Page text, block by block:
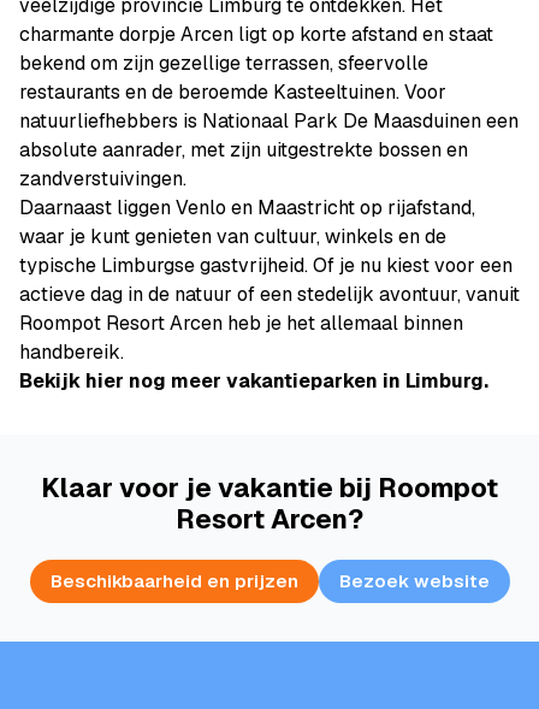
veelzijdige provincie Limburg te ontdekken. Het
charmante dorpje Arcen ligt op korte afstand en staat
bekend om zijn gezellige terrassen, sfeervolle
restaurants en de beroemde Kasteeltuinen. Voor
natuurliefhebbers is Nationaal Park De Maasduinen een
absolute aanrader, met zijn uitgestrekte bossen en
zandverstuivingen.
Daarnaast liggen Venlo en Maastricht op rijafstand,
waar je kunt genieten van cultuur, winkels en de
typische Limburgse gastvrijheid. Of je nu kiest voor een
actieve dag in de natuur of een stedelijk avontuur, vanuit
Roompot Resort Arcen heb je het allemaal binnen
handbereik.
Bekijk hier nog meer vakantieparken in Limburg.
Klaar voor je vakantie bij Roompot
Resort Arcen?
Beschikbaarheid en prijzen Bezoek website